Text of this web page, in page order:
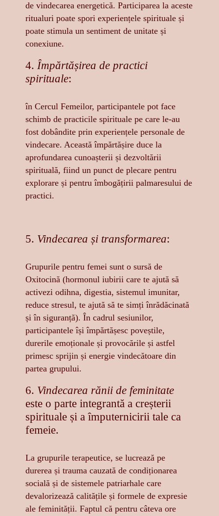
de vindecarea energetică. Participarea la aceste
ritualuri poate spori experiențele spirituale și
poate stimula un sentiment de unitate și
conexiune.
4. Împărtășirea de practici
spirituale:
în Cercul Femeilor, participantele pot face
schimb de practicile spirituale pe care le-au
fost dobândite prin experiențele personale de
vindecare. Această împărtășire duce la
aprofundarea cunoașterii și dezvoltării
spirituală, fiind un punct de plecare pentru
explorare și pentru îmbogățirii palmaresului de
practici.
5. Vindecarea și transformarea:
Grupurile pentru femei sunt o sursă de
Oxitocină (hormonul iubirii care te ajută să
activezi odihna, digestia, sistemul imunitar,
reduce stresul, te ajută să te simți înrădăcinată
și în siguranță). În cadrul sesiunilor,
participantele își împărtășesc poveștile,
durerile emoționale și provocările și astfel
primesc sprijin și energie vindecătoare din
partea grupului.
6. Vindecarea rănii de feminitate
este o parte integrantă a creșterii
spirituale și a împuternicirii tale ca
femeie.
La grupurile terapeutice, se lucrează pe
durerea și trauma cauzată de condiționarea
socială și de sistemele patriarhale care
devalorizează calitățile și formele de expresie
ale feminității. Faptul că pentru câteva ore